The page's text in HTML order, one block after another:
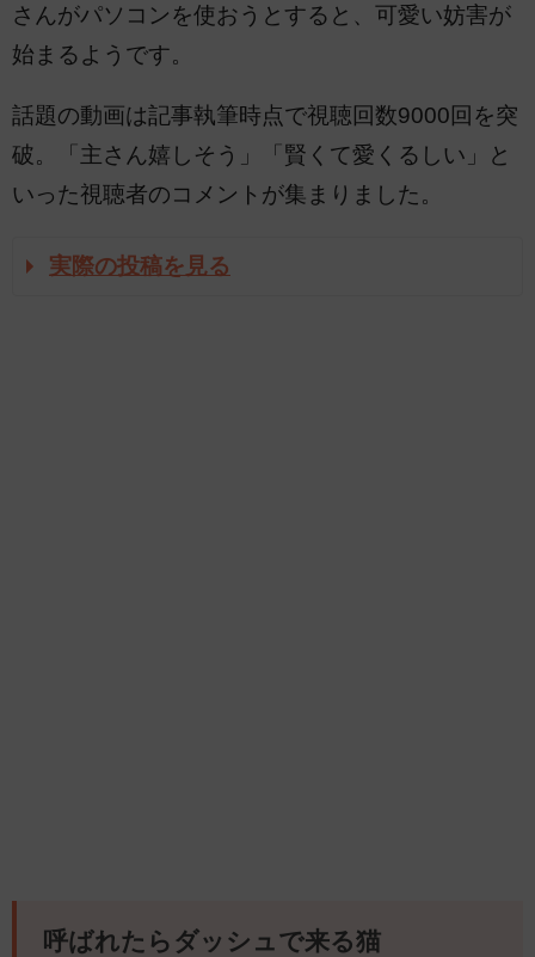
さんがパソコンを使おうとすると、可愛い妨害が
始まるようです。
話題の動画は記事執筆時点で視聴回数9000回を突
破。「主さん嬉しそう」「賢くて愛くるしい」と
いった視聴者のコメントが集まりました。
実際の投稿を見る
呼ばれたらダッシュで来る猫